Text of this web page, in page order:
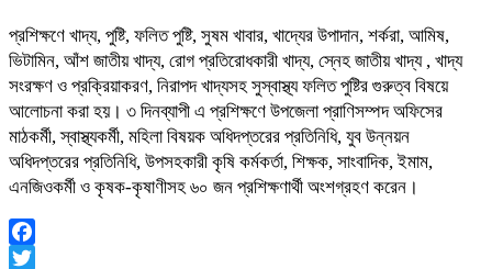
প্রশিক্ষণে খাদ্য, পুষ্টি, ফলিত পুষ্টি, সুষম খাবার, খাদ্যের উপাদান, শর্করা, আমিষ,
ভিটামিন, আঁশ জাতীয় খাদ্য, রোগ প্রতিরোধকারী খাদ্য, স্নেহ জাতীয় খাদ্য , খাদ্য
সংরক্ষণ ও প্রক্রিয়াকরণ, নিরাপদ খাদ্যসহ সুস্বাস্থ্য ফলিত পুষ্টির গুরুত্ব বিষয়ে
আলোচনা করা হয়। ৩ দিনব্যাপী এ প্রশিক্ষণে উপজেলা প্রাণিসম্পদ অফিসের
মাঠকর্মী, স্বাস্থ্যকর্মী, মহিলা বিষয়ক অধিদপ্তরের প্রতিনিধি, যুব উন্নয়ন
অধিদপ্তরের প্রতিনিধি, উপসহকারী কৃষি কর্মকর্তা, শিক্ষক, সাংবাদিক, ইমাম,
এনজিওকর্মী ও কৃষক-কৃষাণীসহ ৬০ জন প্রশিক্ষণার্থী অংশগ্রহণ করেন।
Facebook